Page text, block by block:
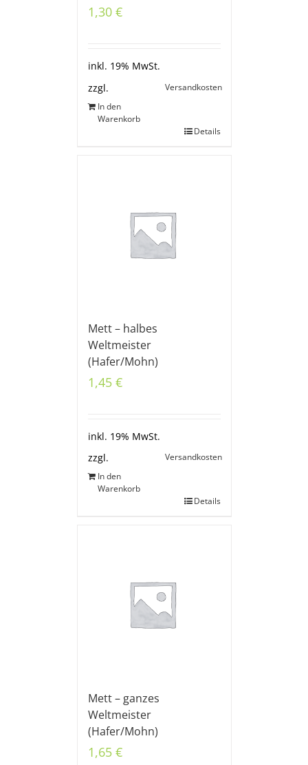
1,30 €
inkl. 19% MwSt.
zzgl.
Versandkosten
In den
Warenkorb
Details
Mett – halbes
Weltmeister
(Hafer/Mohn)
1,45 €
inkl. 19% MwSt.
zzgl.
Versandkosten
In den
Warenkorb
Details
Mett – ganzes
Weltmeister
(Hafer/Mohn)
1,65 €